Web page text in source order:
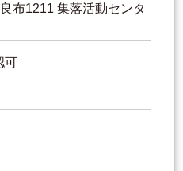
布1211 集落活動センタ
可